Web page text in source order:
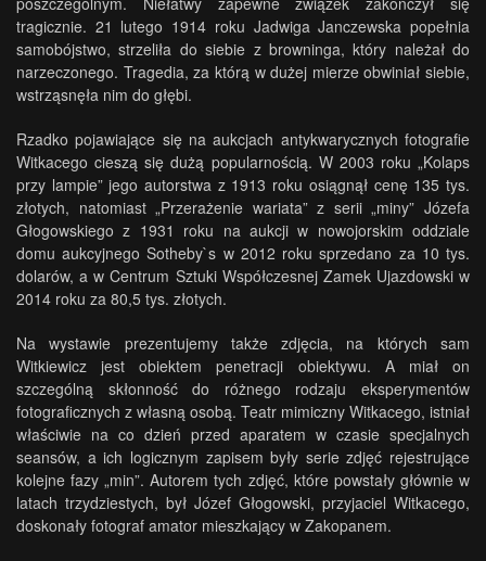
tragicznie. 21 lutego 1914 roku Jadwiga Janczewska popełnia
samobójstwo, strzeliła do siebie z browninga, który należał do
narzeczonego. Tragedia, za którą w dużej mierze obwiniał siebie,
wstrząsnęła nim do głębi.
Rzadko pojawiające się na aukcjach antykwarycznych fotografie
Witkacego cieszą się dużą popularnością. W 2003 roku „Kolaps
przy lampie” jego autorstwa z 1913 roku osiągnął cenę 135 tys.
złotych, natomiast „Przerażenie wariata” z serii „miny” Józefa
Głogowskiego z 1931 roku na aukcji w nowojorskim oddziale
domu aukcyjnego Sotheby`s w 2012 roku sprzedano za 10 tys.
dolarów, a w Centrum Sztuki Współczesnej Zamek Ujazdowski w
2014 roku za 80,5 tys. złotych.
Na wystawie prezentujemy także zdjęcia, na których sam
Witkiewicz jest obiektem penetracji obiektywu. A miał on
szczególną skłonność do różnego rodzaju eksperymentów
fotograficznych z własną osobą. Teatr mimiczny Witkacego, istniał
właściwie na co dzień przed aparatem w czasie specjalnych
seansów, a ich logicznym zapisem były serie zdjęć rejestrujące
kolejne fazy „min”. Autorem tych zdjęć, które powstały głównie w
latach trzydziestych, był Józef Głogowski, przyjaciel Witkacego,
doskonały fotograf amator mieszkający w Zakopanem.